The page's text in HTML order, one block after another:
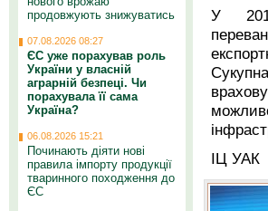
У
ІЦ УАК
продовжують знижуватись
07.08.2026 08:27
ЄС уже порахував роль
України у власній
аграрній безпеці. Чи
порахувала її сама
Україна?
06.08.2026 15:21
Починають діяти нові
правила імпорту продукції
тваринного походження до
ЄС